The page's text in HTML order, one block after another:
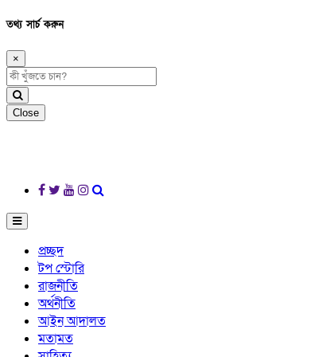
তথ্য সার্চ করুন
×
Close
প্রচ্ছদ
টপ স্টোরি
রাজনীতি
অর্থনীতি
আইন আদালত
মতামত